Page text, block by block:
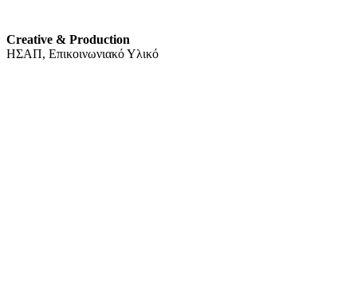
Creative & Production
ΗΣΑΠ, Επικοινωνιακό Υλικό